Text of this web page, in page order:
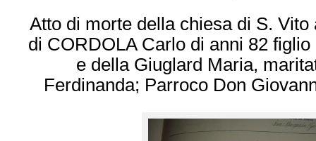
Atto di morte della chiesa di S. Vito
di CORDOLA Carlo di anni 82
e della Giuglard Maria,
Ferdinanda; Parroco Don